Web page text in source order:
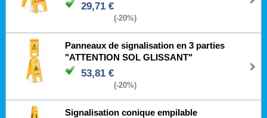
29,71 €
(-20%)
Panneaux de signalisation en 3 parties
"ATTENTION SOL GLISSANT"
53,81 €
(-20%)
Signalisation conique empilable